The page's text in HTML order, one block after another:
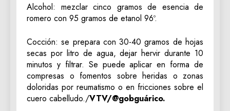
Alcohol: mezclar cinco gramos de esencia de
romero con 95 gramos de etanol 96º.
Cocción: se prepara con 30-40 gramos de hojas
secas por litro de agua, dejar hervir durante 10
minutos y filtrar. Se puede aplicar en forma de
compresas o fomentos sobre heridas o zonas
doloridas por reumatismo o en fricciones sobre el
cuero cabelludo./VTV/@gobguárico.